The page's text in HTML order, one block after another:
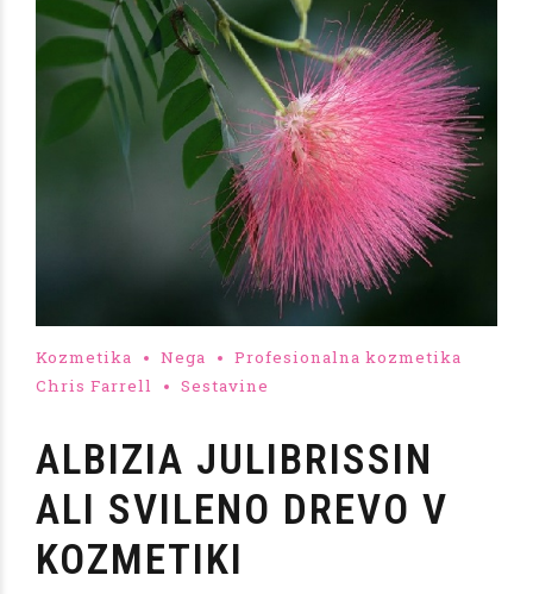
Kozmetika Nega
Profesionalna kozmetika
Chris Farrell
Sestavine
ALBIZIA JULIBRISSIN
ALI SVILENO DREVO V
KOZMETIKI